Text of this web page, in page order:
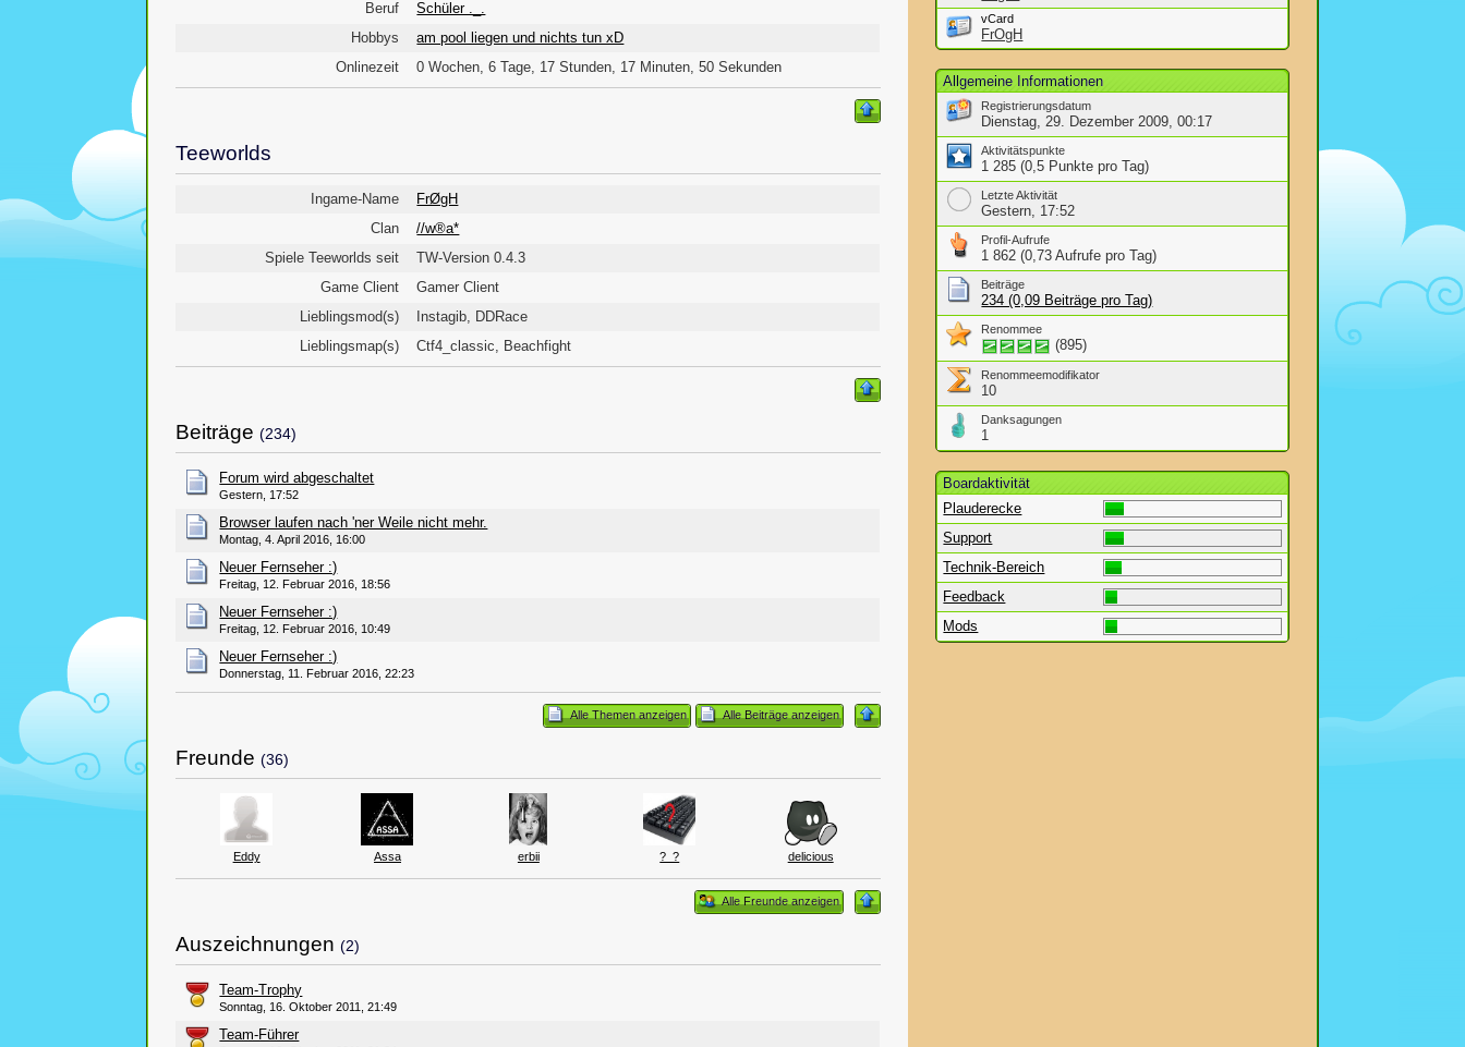
Beruf
Schüler ._.
Hobbys
am pool liegen und nichts tun xD
Onlinezeit
0 Wochen, 6 Tage, 17 Stunden, 17 Minuten, 50 Sekunden
Teeworlds
Ingame-Name
FrØgH
Clan
//w®a*
Spiele Teeworlds seit
TW-Version 0.4.3
Game Client
Gamer Client
Lieblingsmod(s)
Instagib, DDRace
Lieblingsmap(s)
Ctf4_classic, Beachfight
Beiträge (234)
Forum wird abgeschaltet
Gestern, 17:52
Browser laufen nach 'ner Weile nicht mehr.
Montag, 4. April 2016, 16:00
Neuer Fernseher :)
Freitag, 12. Februar 2016, 18:56
Neuer Fernseher :)
Freitag, 12. Februar 2016, 10:49
Neuer Fernseher :)
Donnerstag, 11. Februar 2016, 22:23
Alle Beiträge anzeigen
Alle Themen anzeigen
Freunde (36)
Eddy Assa erbii ?_? delicious
Alle Freunde anzeigen
Auszeichnungen (2)
Team-Trophy
Sonntag, 16. Oktober 2011, 21:49
Team-Führer
vCard
FrOgH
Allgemeine Informationen
Registrierungsdatum
Dienstag, 29. Dezember 2009, 00:17
Aktivitätspunkte
1 285 (0,5 Punkte pro Tag)
Letzte Aktivität
Gestern, 17:52
Profil-Aufrufe
1 862 (0,73 Aufrufe pro Tag)
Beiträge
234 (0,09 Beiträge pro Tag)
Renommee
(895)
Renommeemodifikator
10
Danksagungen
1
Boardaktivität
Plauderecke
Support
Technik-Bereich
Feedback
Mods